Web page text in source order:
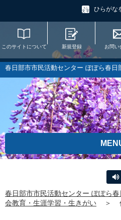
ひらがな
このサイトについて 新規登録 お問い
春日部市市民活動センター ぽぽら春日
春日部市市民活動センター ぽぽら春
会教育・生涯学習・生きがい
＞